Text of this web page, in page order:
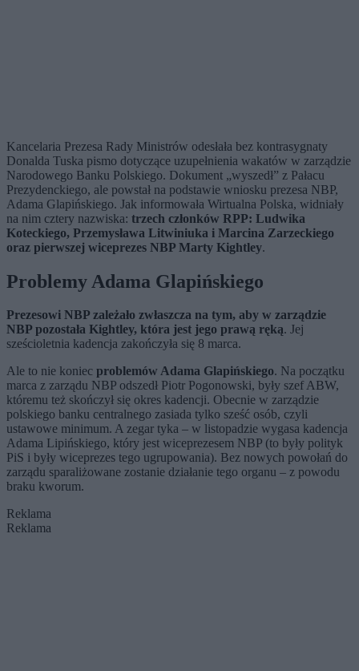
Kancelaria Prezesa Rady Ministrów odesłała bez kontrasygnaty
Donalda Tuska pismo dotyczące uzupełnienia wakatów w zarządzie
Narodowego Banku Polskiego. Dokument „wyszedł” z Pałacu
Prezydenckiego, ale powstał na podstawie wniosku prezesa NBP,
Adama Glapińskiego. Jak informowała Wirtualna Polska, widniały
na nim cztery nazwiska: trzech członków RPP: Ludwika
Koteckiego, Przemysława Litwiniuka i Marcina Zarzeckiego
oraz pierwszej wiceprezes NBP Marty Kightley.
Problemy Adama Glapińskiego
Prezesowi NBP zależało zwłaszcza na tym, aby w zarządzie
NBP pozostała Kightley, która jest jego prawą ręką. Jej
sześcioletnia kadencja zakończyła się 8 marca.
Ale to nie koniec problemów Adama Glapińskiego. Na początku
marca z zarządu NBP odszedł Piotr Pogonowski, były szef ABW,
któremu też skończył się okres kadencji. Obecnie w zarządzie
polskiego banku centralnego zasiada tylko sześć osób, czyli
ustawowe minimum. A zegar tyka – w listopadzie wygasa kadencja
Adama Lipińskiego, który jest wiceprezesem NBP (to były polityk
PiS i były wiceprezes tego ugrupowania). Bez nowych powołań do
zarządu sparaliżowane zostanie działanie tego organu – z powodu
braku kworum.
Reklama
Reklama